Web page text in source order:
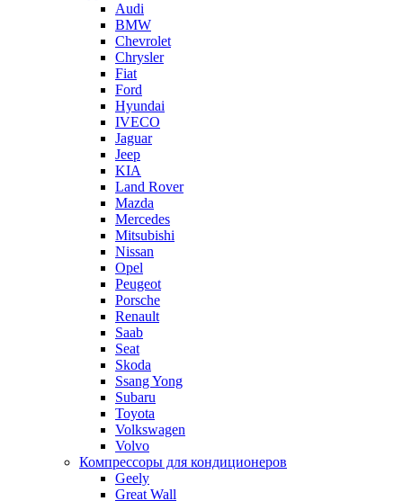
Audi
BMW
Chevrolet
Chrysler
Fiat
Ford
Hyundai
IVECO
Jaguar
Jeep
KIA
Land Rover
Mazda
Mercedes
Mitsubishi
Nissan
Opel
Peugeot
Porsche
Renault
Saab
Seat
Skoda
Ssang Yong
Subaru
Toyota
Volkswagen
Volvo
Компрессоры для кондиционеров
Geely
Great Wall